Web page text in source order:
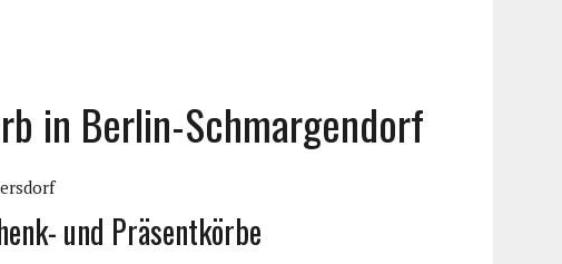
in Berlin-Schmargendorf
und Präsentkörbe